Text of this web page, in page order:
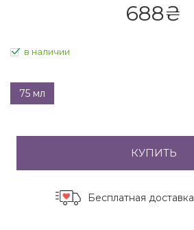
688₴
в наличии
75 мл
КУПИТЬ
Бесплатная доставка